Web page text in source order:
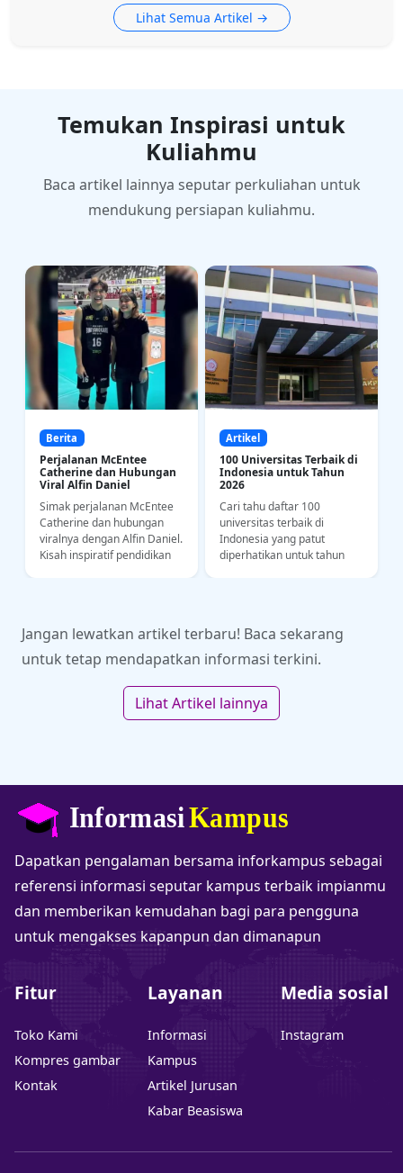
Lihat Semua Artikel →
Temukan Inspirasi untuk
Kuliahmu
Baca artikel lainnya seputar perkuliahan untuk
mendukung persiapan kuliahmu.
Berita
Perjalanan McEntee
Catherine dan Hubungan
Viral Alfin Daniel
Simak perjalanan McEntee
Catherine dan hubungan
viralnya dengan Alfin Daniel.
Kisah inspiratif pendidikan
Artikel
100 Universitas Terbaik di
Indonesia untuk Tahun
2026
Cari tahu daftar 100
universitas terbaik di
Indonesia yang patut
diperhatikan untuk tahun
Jangan lewatkan artikel terbaru! Baca sekarang
untuk tetap mendapatkan informasi terkini.
Lihat Artikel lainnya
Dapatkan pengalaman bersama inforkampus sebagai
referensi informasi seputar kampus terbaik impianmu
dan memberikan kemudahan bagi para pengguna
untuk mengakses kapanpun dan dimanapun
Fitur
Toko Kami
Kompres gambar
Kontak
Layanan
Informasi
Kampus
Artikel Jurusan
Kabar Beasiswa
Media sosial
Instagram